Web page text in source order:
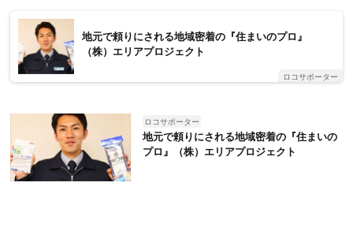
地元で頼りにされる地域密着の『住まいのプロ』
（株）エリアプロジェクト
ロコサポーター
ロコサポーター
地元で頼りにされる地域密着の『住まいの
プロ』（株）エリアプロジェクト